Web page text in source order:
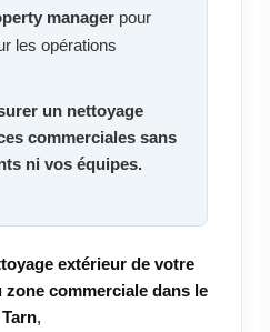
managerpour
les opérations
un nettoyage
commerciales sans
ni vos équipes.
extérieur de votre
commerciale dans le
Tarn,